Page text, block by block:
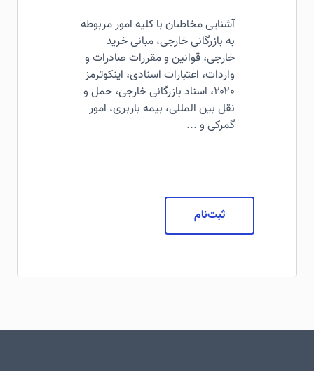
آشنایی مخاطبان با کلیه امور مربوطه
به بازرگانی خارجی، مبانی خرید
خارجی، قوانین و مقررات صادرات و
واردات، اعتبارات اسنادی، اینکوترمز
۲۰۲۰، اسناد بازرگانی خارجی، حمل و
نقل بین المللی، بیمه باربری، امور
گمرکی و ...
ثبت‌نام